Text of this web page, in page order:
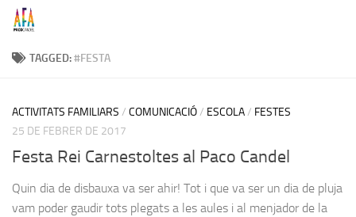
Skip to content
TAGGED:#FESTA
ACTIVITATS FAMILIARS / COMUNICACIÓ/ ESCOLA/ FESTES
25 DE FEBRER DE 2017
Festa Rei Carnestoltes al Paco Candel
Quin dia de disbauxa va ser ahir! Tot i que va ser un dia de pluja
vam poder gaudir tots plegats a les aules i al menjador de la